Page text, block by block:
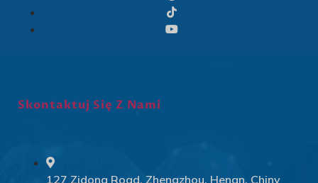
Skontaktuj Się Z Nami
127 Zidong Road, Zhengzhou, Henan, Chiny